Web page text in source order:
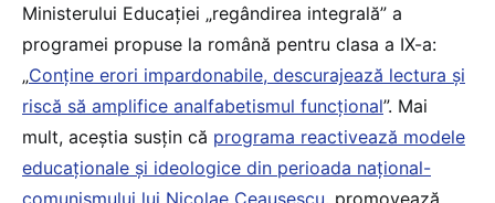
Ministerului Educației „regândirea integrală” a
programei propuse la română pentru clasa a IX-a:
„Conține erori impardonabile, descurajează lectura și
riscă să amplifice analfabetismul funcțional”. Mai
mult, aceștia susțin că programa reactivează modele
educaționale și ideologice din perioada național-
comunismului lui Nicolae Ceaușescu, promovează